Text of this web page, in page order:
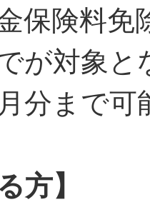
保険料免
が対象
分まで可
方】